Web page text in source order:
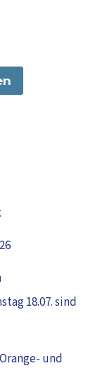
18.07. sind
und